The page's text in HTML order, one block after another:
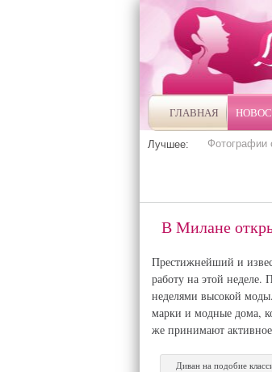
ГЛАВНАЯ
Лучшее: Фотографии
В Милане
Престижнейший и
работу на этой неделе.
неделями высокой
марки и модные дома,
же принимают
Диван на подобие